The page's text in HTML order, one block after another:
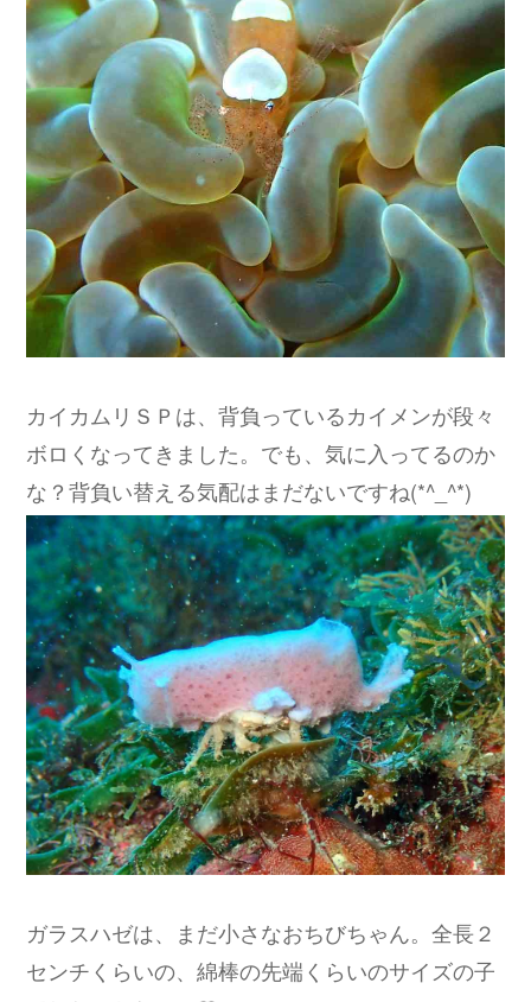
カイカムリＳＰは、背負っているカイメンが段々
ボロくなってきました。でも、気に入ってるのか
な？背負い替える気配はまだないですね(*^_^*)
ガラスハゼは、まだ小さなおちびちゃん。全長２
センチくらいの、綿棒の先端くらいのサイズの子